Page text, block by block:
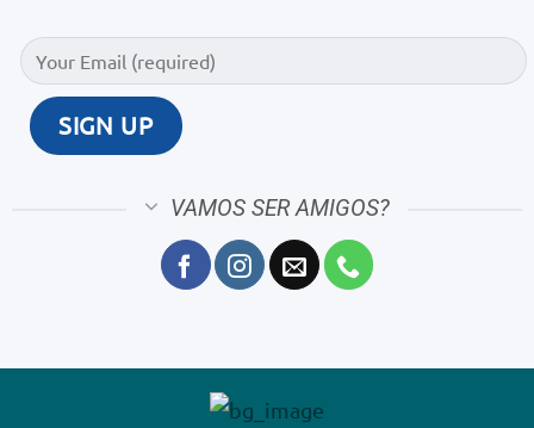
VAMOS SER AMIGOS?